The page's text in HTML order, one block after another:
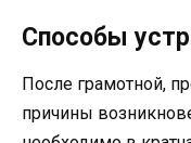
Способы
После грамотной,
причины